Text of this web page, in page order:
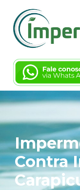
Contra